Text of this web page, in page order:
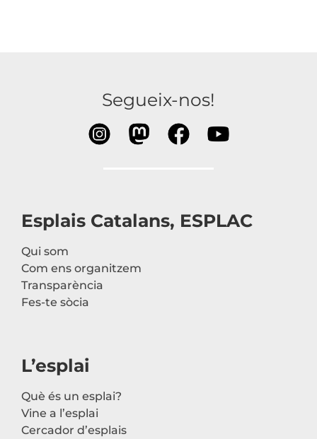
Segueix-nos!
Esplais Catalans, ESPLAC
Qui som
Com ens organitzem
Transparència
Fes-te sòcia
L’esplai
Què és un esplai?
Vine a l’esplai
Cercador d’esplais